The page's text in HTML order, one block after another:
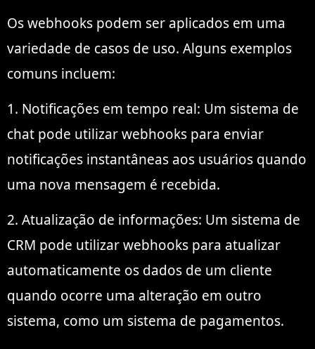
Os webhooks podem ser aplicados em uma
variedade de casos de uso. Alguns exemplos
comuns incluem:
1. Notificações em tempo real: Um sistema de
chat pode utilizar webhooks para enviar
notificações instantâneas aos usuários quando
uma nova mensagem é recebida.
2. Atualização de informações: Um sistema de
CRM pode utilizar webhooks para atualizar
automaticamente os dados de um cliente
quando ocorre uma alteração em outro
sistema, como um sistema de pagamentos.